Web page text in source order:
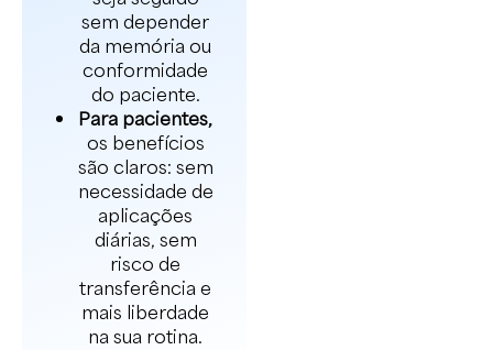
sem depender
da memória ou
conformidade
do paciente.
Para pacientes,
os benefícios
são claros: sem
necessidade de
aplicações
diárias, sem
risco de
transferência e
mais liberdade
na sua rotina.